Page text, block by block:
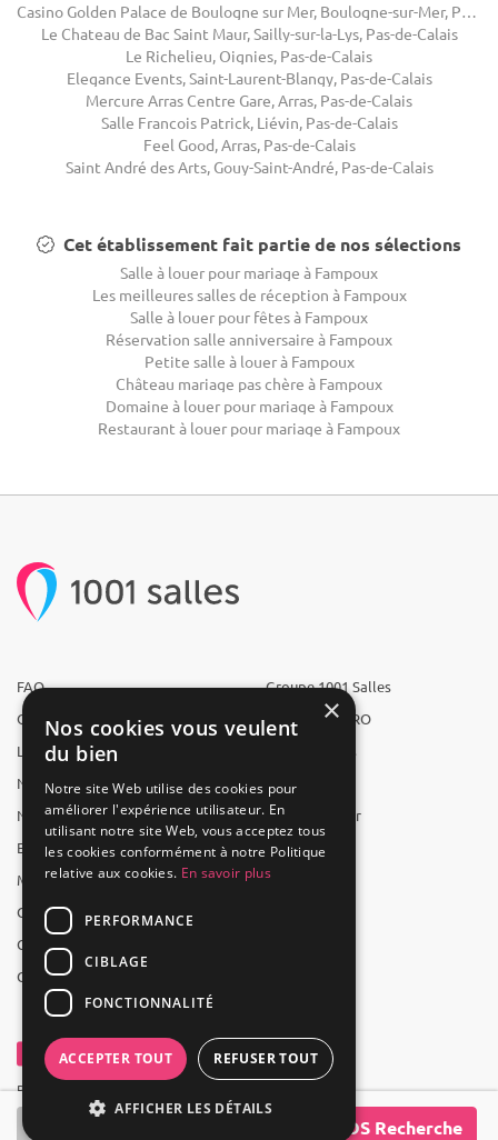
SOS Recherche
Casino Golden Palace de Boulogne sur Mer, Boulogne-sur-Mer, Pas-de-Calais
Le Chateau de Bac Saint Maur, Sailly-sur-la-Lys, Pas-de-Calais
Le Richelieu, Oignies, Pas-de-Calais
Elegance Events, Saint-Laurent-Blangy, Pas-de-Calais
Mercure Arras Centre Gare, Arras, Pas-de-Calais
Salle Francois Patrick, Liévin, Pas-de-Calais
Feel Good, Arras, Pas-de-Calais
Saint André des Arts, Gouy-Saint-André, Pas-de-Calais
Cet établissement fait partie de nos sélections
Salle à louer pour mariage à Fampoux
Les meilleures salles de réception à Fampoux
Salle à louer pour fêtes à Fampoux
Réservation salle anniversaire à Fampoux
Petite salle à louer à Fampoux
Château mariage pas chère à Fampoux
Domaine à louer pour mariage à Fampoux
Restaurant à louer pour mariage à Fampoux
FAQ
Qui sommes-nous ?
L'équipe
Nous recrutons
Nos partenaires
Espace presse
Mentions légales
CGV
CGU
Contact
Groupe 1001 Salles
1001 Salles PRO
1001 Traiteurs
1001 Artistes
Reserverunbar
MP2
Powered by Groupe 1001Salles
×
Nos cookies vous veulent
du bien
Notre site Web utilise des cookies pour
améliorer l'expérience utilisateur. En
utilisant notre site Web, vous acceptez tous
les cookies conformément à notre Politique
relative aux cookies. En savoir plus
PERFORMANCE
CIBLAGE
FONCTIONNALITÉ
ACCEPTER TOUT REFUSER TOUT
AFFICHER LES DÉTAILS